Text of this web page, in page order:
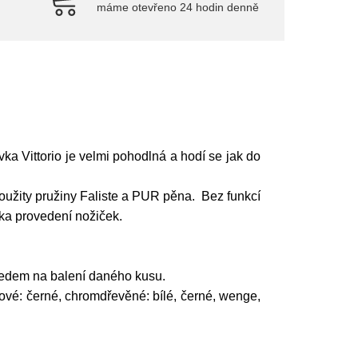
máme otevřeno 24 hodin denně
Vittorio je velmi pohodlná a hodí se jak do
pružiny Faliste a PUR pěna. Bez funkcí
provedení nožiček.
na balení daného kusu.
černé, chromdřevěné: bílé, černé, wenge,